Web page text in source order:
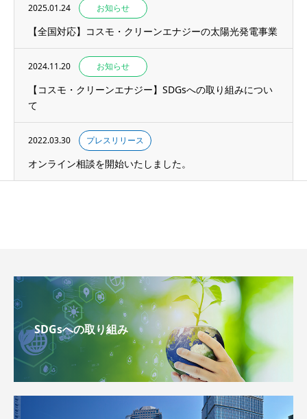
2025.01.24 お知らせ
【全国対応】コスモ・クリーンエナジーの太陽光発電事業
2024.11.20 お知らせ
【コスモ・クリーンエナジー】SDGsへの取り組みについ
て
2022.03.30 プレスリリース
オンライン相談を開始いたしました。
SDGsへの取り組み